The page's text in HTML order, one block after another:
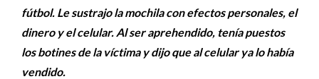
fútbol. Le sustrajo la mochila con efectos personales, el
dinero y el celular. Al ser aprehendido, tenía puestos
los botines de la víctima y dijo que al celular ya lo había
vendido.